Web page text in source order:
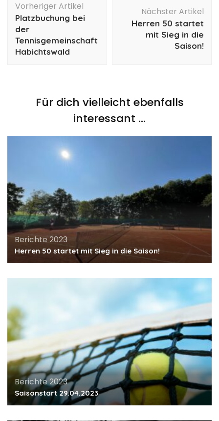
Vorheriger Artikel
Platzbuchung bei
der
Tennisgemeinschaft
Habichtswald
Nächster Artikel
Herren 50 startet
mit Sieg in die
Saison!
Für dich vielleicht ebenfalls
interessant …
Berichte 2023
Herren 50 startet mit Sieg in die Saison!
Berichte 2023
Saisonstart 29.04.2023